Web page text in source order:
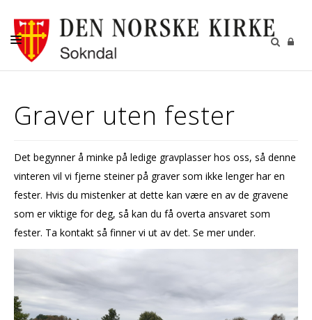
DÅP-BRYLLUP-GRAVFERD
KONFIRMANT
TROSOPPLÆRING
MENIGHETSBLAD
MØTEPAPIRER MR OG FR
OVERSIKT OVER HALVÅRET
Graver uten fester
Det begynner å minke på ledige gravplasser hos oss, så denne
vinteren vil vi fjerne steiner på graver som ikke lenger har en
fester. Hvis du mistenker at dette kan være en av de gravene
som er viktige for deg, så kan du få overta ansvaret som
fester. Ta kontakt så finner vi ut av det. Se mer under.